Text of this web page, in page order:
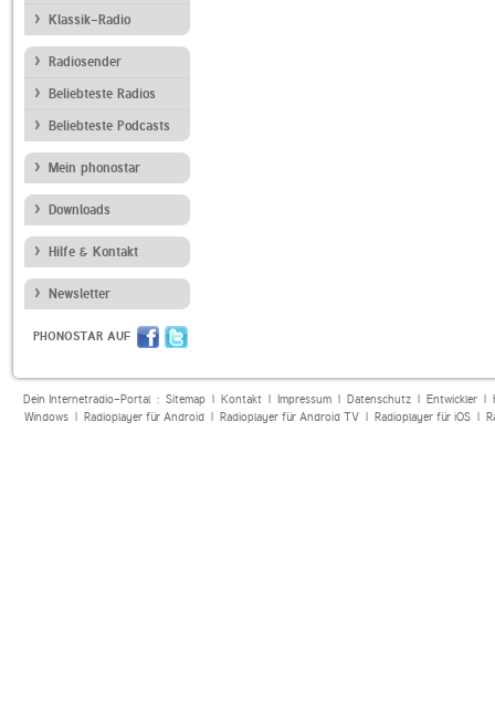
Klassik-Radio
Radiosender
Beliebteste Radios
Beliebteste Podcasts
Mein phonostar
Downloads
Hilfe & Kontakt
Newsletter
PHONOSTAR AUF
Dein Internetradio-Portal : Sitemap| Kontakt| Impressum| Datenschutz| Entwickler|
Windows| Radioplayer für Android| Radioplayer für Android TV| Radioplayer für iOS|